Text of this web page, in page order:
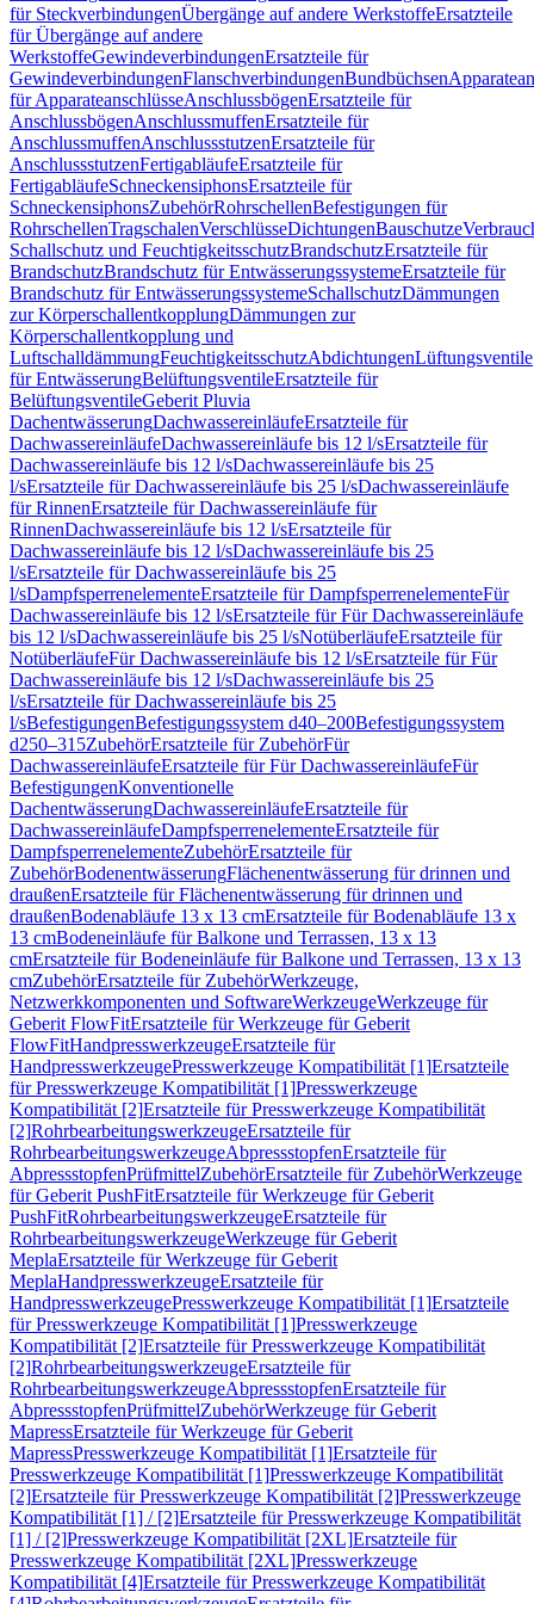
für SteckverbindungenÜbergänge auf andere WerkstoffeErsatzteile
für Übergänge auf andere
WerkstoffeGewindeverbindungenErsatzteile für
GewindeverbindungenFlanschverbindungenBundbüchsen
für ApparateanschlüsseAnschlussbögenErsatzteile für
AnschlussbögenAnschlussmuffenErsatzteile für
AnschlussmuffenAnschlussstutzenErsatzteile für
AnschlussstutzenFertigabläufeErsatzteile für
FertigabläufeSchneckensiphonsErsatzteile für
SchneckensiphonsZubehörRohrschellenBefestigungen für
RohrschellenTragschalenVerschlüsseDichtungenBauschutze
Schallschutz und FeuchtigkeitsschutzBrandschutzErsatzteile für
BrandschutzBrandschutz für EntwässerungssystemeErsatzteile für
Brandschutz für EntwässerungssystemeSchallschutzDämmungen
zur KörperschallentkopplungDämmungen zur
Körperschallentkopplung und
LuftschalldämmungFeuchtigkeitsschutzAbdichtungenLüftungsventile
für EntwässerungBelüftungsventileErsatzteile für
BelüftungsventileGeberit Pluvia
DachentwässerungDachwassereinläufeErsatzteile für
DachwassereinläufeDachwassereinläufe bis 12 l/sErsatzteile für
Dachwassereinläufe bis 12 l/sDachwassereinläufe bis 25
l/sErsatzteile für Dachwassereinläufe bis 25 l/sDachwassereinläufe
für RinnenErsatzteile für Dachwassereinläufe für
RinnenDachwassereinläufe bis 12 l/sErsatzteile für
Dachwassereinläufe bis 12 l/sDachwassereinläufe bis 25
l/sErsatzteile für Dachwassereinläufe bis 25
l/sDampfsperrenelementeErsatzteile für DampfsperrenelementeFür
Dachwassereinläufe bis 12 l/sErsatzteile für Für Dachwassereinläufe
bis 12 l/sDachwassereinläufe bis 25 l/sNotüberläufeErsatzteile für
NotüberläufeFür Dachwassereinläufe bis 12 l/sErsatzteile für Für
Dachwassereinläufe bis 12 l/sDachwassereinläufe bis 25
l/sErsatzteile für Dachwassereinläufe bis 25
l/sBefestigungenBefestigungssystem d40–200Befestigungssystem
d250–315ZubehörErsatzteile für ZubehörFür
DachwassereinläufeErsatzteile für Für DachwassereinläufeFür
BefestigungenKonventionelle
DachentwässerungDachwassereinläufeErsatzteile für
DachwassereinläufeDampfsperrenelementeErsatzteile für
DampfsperrenelementeZubehörErsatzteile für
ZubehörBodenentwässerungFlächenentwässerung für drinnen und
draußenErsatzteile für Flächenentwässerung für drinnen und
draußenBodenabläufe 13 x 13 cmErsatzteile für Bodenabläufe 13 x
13 cmBodeneinläufe für Balkone und Terrassen, 13 x 13
cmErsatzteile für Bodeneinläufe für Balkone und Terrassen, 13 x 13
cmZubehörErsatzteile für ZubehörWerkzeuge,
Netzwerkkomponenten und SoftwareWerkzeugeWerkzeuge für
Geberit FlowFitErsatzteile für Werkzeuge für Geberit
FlowFitHandpresswerkzeugeErsatzteile für
HandpresswerkzeugePresswerkzeuge Kompatibilität [1]Ersatzteile
für Presswerkzeuge Kompatibilität [1]Presswerkzeuge
Kompatibilität [2]Ersatzteile für Presswerkzeuge Kompatibilität
[2]RohrbearbeitungswerkzeugeErsatzteile für
RohrbearbeitungswerkzeugeAbpressstopfenErsatzteile für
AbpressstopfenPrüfmittelZubehörErsatzteile für ZubehörWerkzeuge
für Geberit PushFitErsatzteile für Werkzeuge für Geberit
PushFitRohrbearbeitungswerkzeugeErsatzteile für
RohrbearbeitungswerkzeugeWerkzeuge für Geberit
MeplaErsatzteile für Werkzeuge für Geberit
MeplaHandpresswerkzeugeErsatzteile für
HandpresswerkzeugePresswerkzeuge Kompatibilität [1]Ersatzteile
für Presswerkzeuge Kompatibilität [1]Presswerkzeuge
Kompatibilität [2]Ersatzteile für Presswerkzeuge Kompatibilität
[2]RohrbearbeitungswerkzeugeErsatzteile für
RohrbearbeitungswerkzeugeAbpressstopfenErsatzteile für
AbpressstopfenPrüfmittelZubehörWerkzeuge für Geberit
MapressErsatzteile für Werkzeuge für Geberit
MapressPresswerkzeuge Kompatibilität [1]Ersatzteile für
Presswerkzeuge Kompatibilität [1]Presswerkzeuge Kompatibilität
[2]Ersatzteile für Presswerkzeuge Kompatibilität [2]Presswerkzeuge
Kompatibilität [1] / [2]Ersatzteile für Presswerkzeuge Kompatibilität
[1] / [2]Presswerkzeuge Kompatibilität [2XL]Ersatzteile für
Presswerkzeuge Kompatibilität [2XL]Presswerkzeuge
Kompatibilität [4]Ersatzteile für Presswerkzeuge Kompatibilität